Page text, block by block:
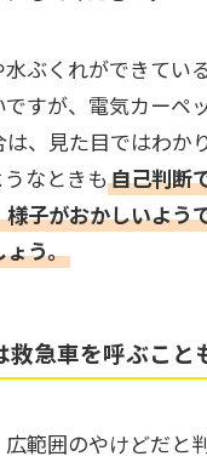
ぶくれができてい
すが、電気カーペ
は、見た目ではわか
なときも自己判断
子がおかしいよう
う。
救急車を呼ぶこと
範囲のやけどだと